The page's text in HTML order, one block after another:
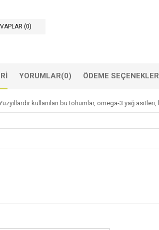
(0)
YORUMLAR(0) ÖDEME
kullanılan bu tohumlar, omega-3 yağ